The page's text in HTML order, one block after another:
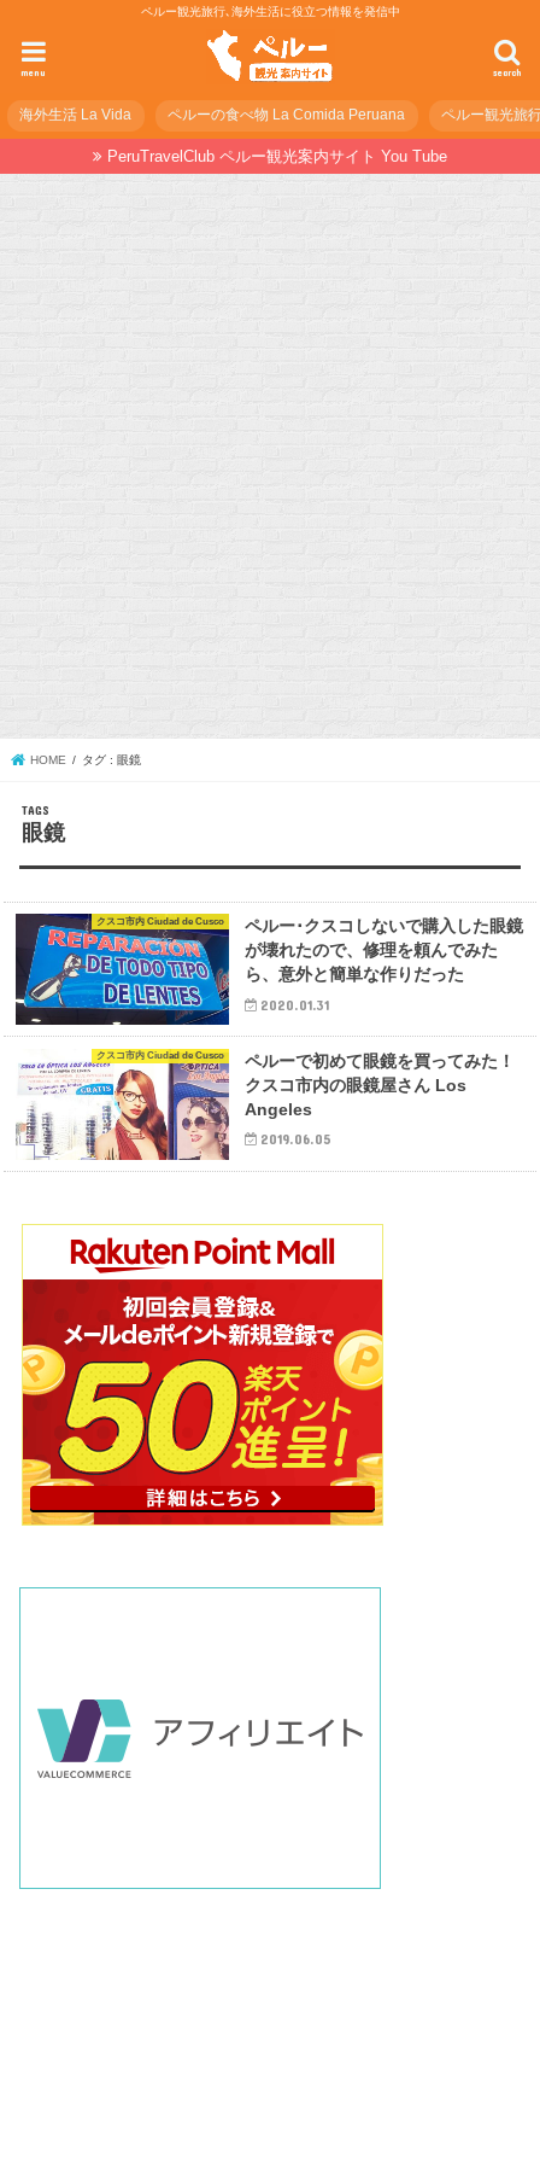
ペルー観光旅行､海外生活に役立つ情報を発信中
search
menu
海外生活 La Vida ペルーの食べ物 La Comida Peruana ペルー観光旅
PeruTravelClub ペルー観光案内サイト You Tube
HOME タグ : 眼鏡
眼鏡
クスコ市内 Ciudad de Cusco
ペルー･クスコしないで購入した眼鏡
が壊れたので、修理を頼んでみた
ら、意外と簡単な作りだった
2020.01.31
クスコ市内 Ciudad de Cusco
ペルーで初めて眼鏡を買ってみた！
クスコ市内の眼鏡屋さん Los
Angeles
2019.06.05